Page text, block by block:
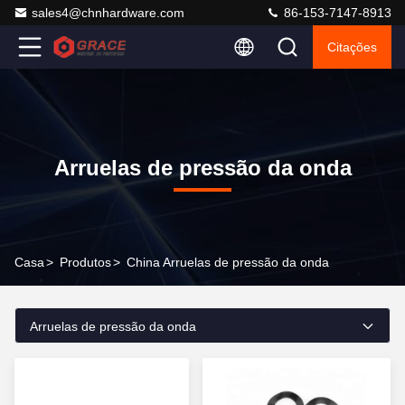
sales4@chnhardware.com 86-153-7147-8913
Citações
Arruelas de pressão da onda
Casa> Produtos> China Arruelas de pressão da onda
Arruelas de pressão da onda